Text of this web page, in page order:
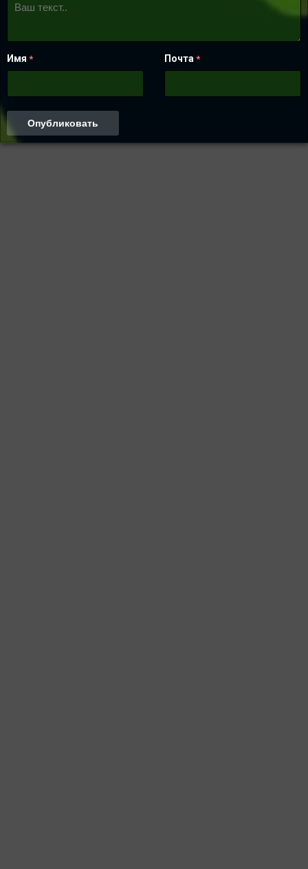
Имя * Почта *